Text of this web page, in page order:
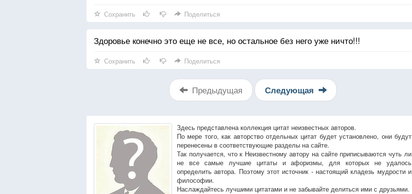
Сохранить Поделиться
Здоровье конечно это еще не все, но остальное без него уже ничто!!!
Сохранить Поделиться
Предыдущая Следующая
Здесь представлена коллекция цитат неизвестных авторов.
По мере того, как авторство отдельных цитат будет установлено, они будут
перенесены в соответствующие разделы на сайте.
Так получается, что к Неизвестному автору на сайте приписываются чуть ли
не все самые лучшие цитаты и афоризмы, для которых не удалось
определить автора. Поэтому этот источник - настоящий кладезь мудрости и
философии.
Наслаждайтесь лучшими цитатами и не забывайте делиться ими с друзьями.